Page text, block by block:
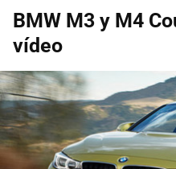
BMW M3 y M4
vídeo